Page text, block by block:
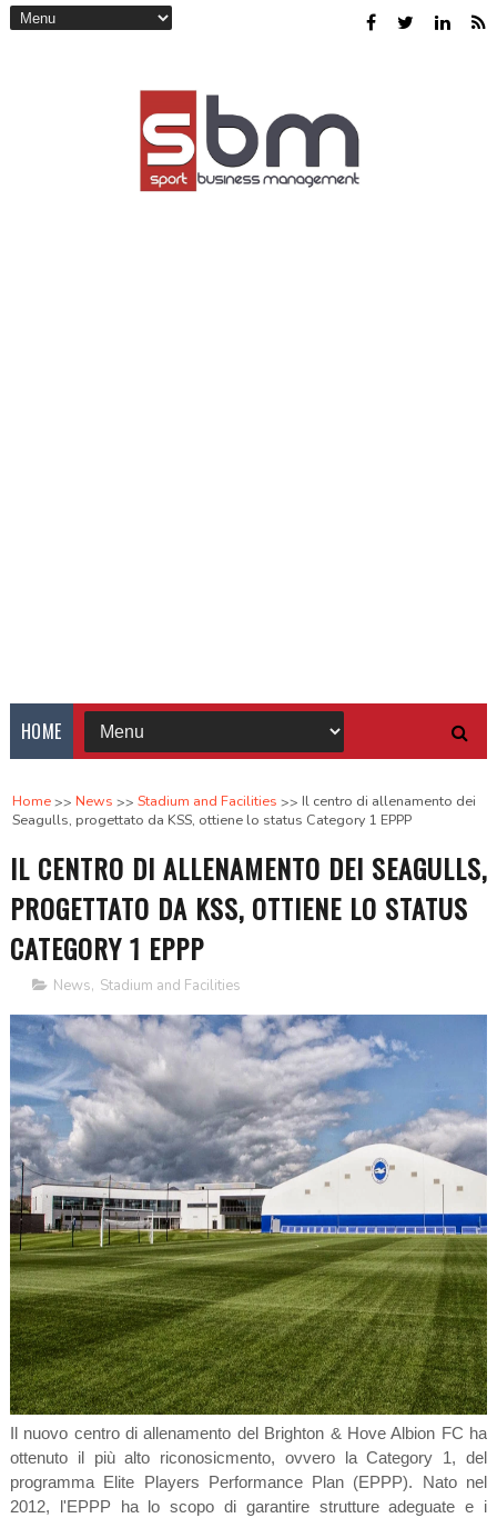
HOME
Home News Stadium and Facilities
Il centro di allenamento dei
Seagulls, progettato da KSS, ottiene lo status Category 1 EPPP
IL CENTRO DI ALLENAMENTO DEI SEAGULLS,
PROGETTATO DA KSS, OTTIENE LO STATUS
CATEGORY 1 EPPP
News, Stadium and Facilities
Il nuovo centro di allenamento del Brighton & Hove Albion FC ha
ottenuto il più alto riconosicmento, ovvero la Category 1, del
programma Elite Players Performance Plan (EPPP). Nato nel
2012, l'EPPP ha lo scopo di garantire strutture adeguate e i